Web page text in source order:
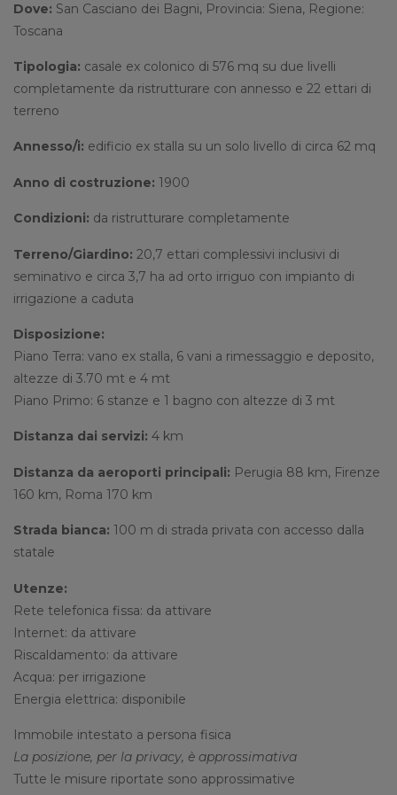
Dove: San Casciano dei Bagni, Provincia: Siena, Regione:
Toscana
Tipologia: casale ex colonico di 576 mq su due livelli
completamente da ristrutturare con annesso e 22 ettari di
terreno
Annesso/i: edificio ex stalla su un solo livello di circa 62 mq
Anno di costruzione: 1900
Condizioni: da ristrutturare completamente
Terreno/Giardino: 20,7 ettari complessivi inclusivi di
seminativo e circa 3,7 ha ad orto irriguo con impianto di
irrigazione a caduta
Disposizione:
Piano Terra: vano ex stalla, 6 vani a rimessaggio e deposito,
altezze di 3.70 mt e 4 mt
Piano Primo: 6 stanze e 1 bagno con altezze di 3 mt
Distanza dai servizi: 4 km
Distanza da aeroporti principali: Perugia 88 km, Firenze
160 km, Roma 170 km
Strada bianca: 100 m di strada privata con accesso dalla
statale
Utenze:
Rete telefonica fissa: da attivare
Internet: da attivare
Riscaldamento: da attivare
Acqua: per irrigazione
Energia elettrica: disponibile
Immobile intestato a persona fisica
La posizione, per la privacy, è approssimativa
Tutte le misure riportate sono approssimative